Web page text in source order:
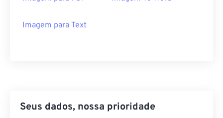
Imagem para Text
Seus dados, nossa prioridade